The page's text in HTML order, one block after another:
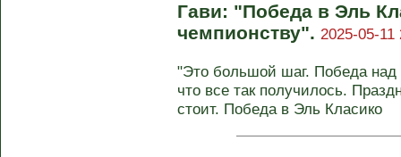
Гави: "Победа в Эль
чемпионству". 2025-05-11
"Это большой шаг. Победа
что все так получилось.
стоит. Победа в Эль Класико